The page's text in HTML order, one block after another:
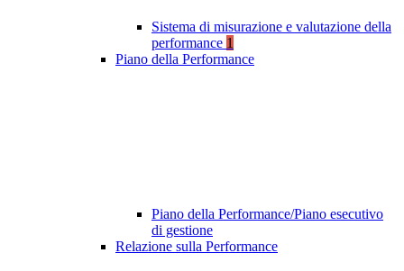
Sistema di misurazione e valutazione della
performance 1
Piano della Performance
Piano della Performance/Piano esecutivo
di gestione
Relazione sulla Performance